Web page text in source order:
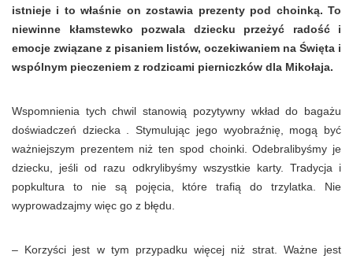
istnieje i to właśnie on zostawia prezenty pod choinką. To
niewinne kłamstewko pozwala dziecku przeżyć radość i
emocje związane z pisaniem listów, oczekiwaniem na Święta i
wspólnym pieczeniem z rodzicami pierniczków dla Mikołaja.
Wspomnienia tych chwil stanowią pozytywny wkład do bagażu
doświadczeń dziecka . Stymulując jego wyobraźnię, mogą być
ważniejszym prezentem niż ten spod choinki. Odebralibyśmy je
dziecku, jeśli od razu odkrylibyśmy wszystkie karty. Tradycja i
popkultura to nie są pojęcia, które trafią do trzylatka. Nie
wyprowadzajmy więc go z błędu.
– Korzyści jest w tym przypadku więcej niż strat. Ważne jest